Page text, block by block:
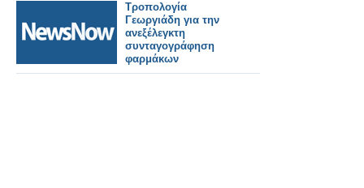
Τροπολογία
Γεωργιάδη για την
ανεξέλεγκτη
συνταγογράφηση
φαρμάκων